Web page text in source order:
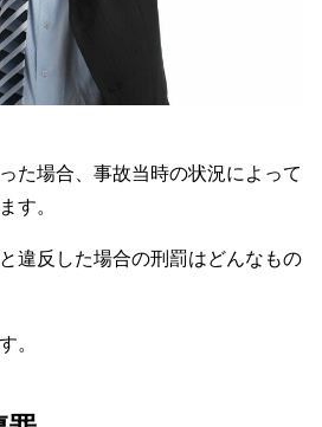
た場合、事故当時の状況によって
す。
違反した場合の刑罰はどんなもの
。